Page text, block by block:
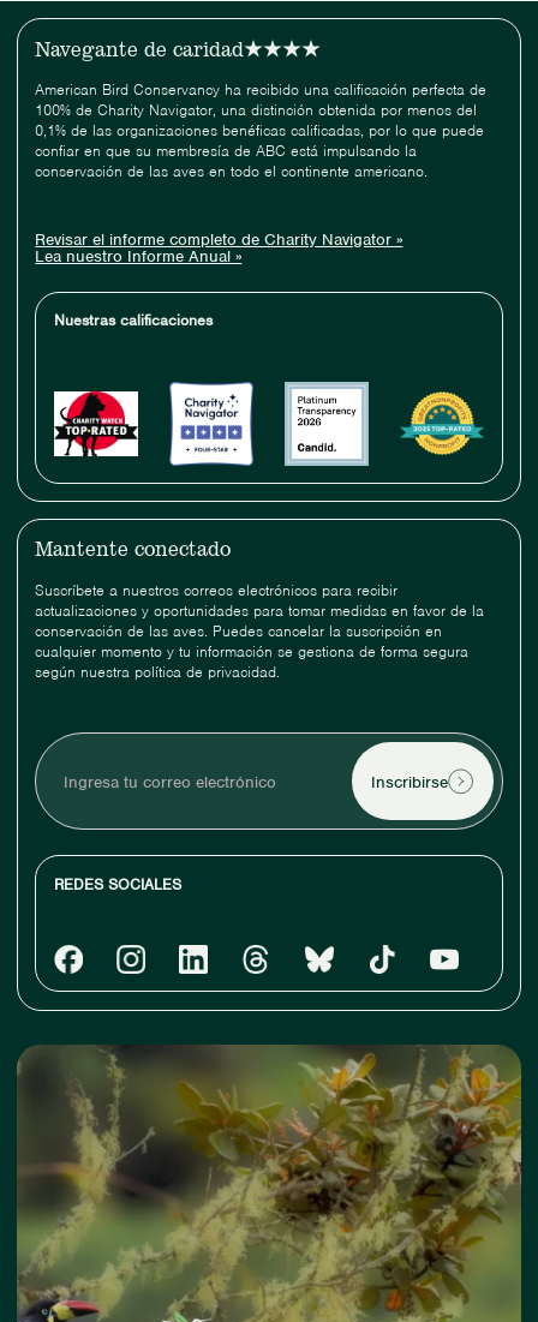
Navegante de caridad
American Bird Conservancy ha recibido una calificación perfecta de
100% de Charity Navigator, una distinción obtenida por menos del
0,1% de las organizaciones benéficas calificadas, por lo que puede
confiar en que su membresía de ABC está impulsando la
conservación de las aves en todo el continente americano.
Revisar el informe completo de Charity Navigator »
Lea nuestro Informe Anual »
Nuestras calificaciones
Mantente conectado
Suscríbete a nuestros correos electrónicos para recibir
actualizaciones y oportunidades para tomar medidas en favor de la
conservación de las aves. Puedes cancelar la suscripción en
cualquier momento y tu información se gestiona de forma segura
según nuestra política de privacidad.
tu
correo
electrónico
REDES SOCIALES